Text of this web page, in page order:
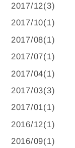
2017/12(3)
2017/10(1)
2017/08(1)
2017/07(1)
2017/04(1)
2017/03(3)
2017/01(1)
2016/12(1)
2016/09(1)